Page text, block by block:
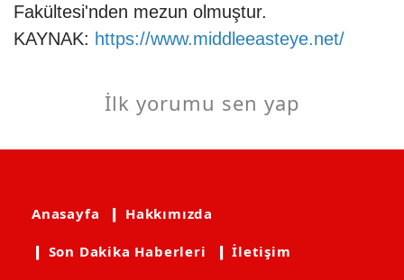
Fakültesi'nden mezun olmuştur.
KAYNAK: https://www.middleeasteye.net/
İlk yorumu sen yap
Anasayfa ❙ Hakkımızda
❙ Son Dakika Haberleri ❙ İletişim